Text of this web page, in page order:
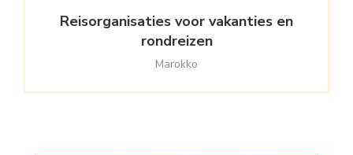
Reisorganisaties voor vakanties en
rondreizen
Marokko